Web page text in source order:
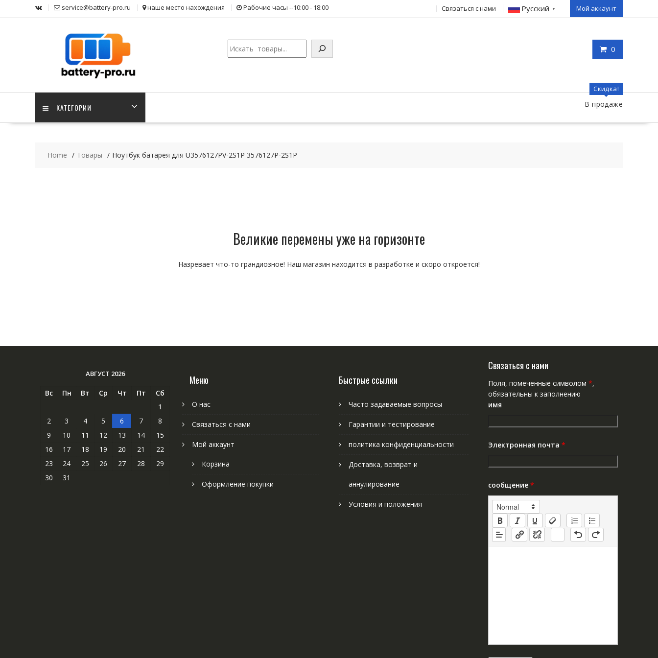
service@battery-pro.ru наше место нахождения Рабочие часы --10:00 - 18:00 Связаться с нами Русский ▼ Мой аккаунт
0
Поиск
КАТЕГОРИИ
Скидка!
В продаже
Home Товары Ноутбук батарея для U3576127PV-2S1P 3576127P-2S1P
Великие перемены уже на горизонте
Назревает что-то грандиозное! Наш магазин находится в разработке и скоро откроется!
АВГУСТ 2026
Вс Пн Вт Ср Чт Пт
Сб
1
2
3 4 5 6 7
8
9
10 11 12 13 14
15
16
17 18 19 20 21
22
23
24 25 26 27 28
29
30
31
Меню
О нас
Связаться с нами
Мой аккаунт
Корзина
Оформление покупки
Быстрые ссылки
Часто задаваемые вопросы
Гарантии и тестирование
политика конфиденциальности
Доставка, возврат и
аннулирование
Условия и положения
Связаться с нами
Поля, помеченные символом *,
обязательны к заполнению
имя
Электронная почта *
сообщение *